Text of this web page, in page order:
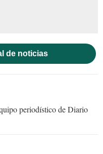
de noticias
periodístico de Diario